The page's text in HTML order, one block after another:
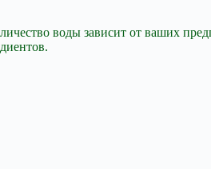
воды зависит от ваших